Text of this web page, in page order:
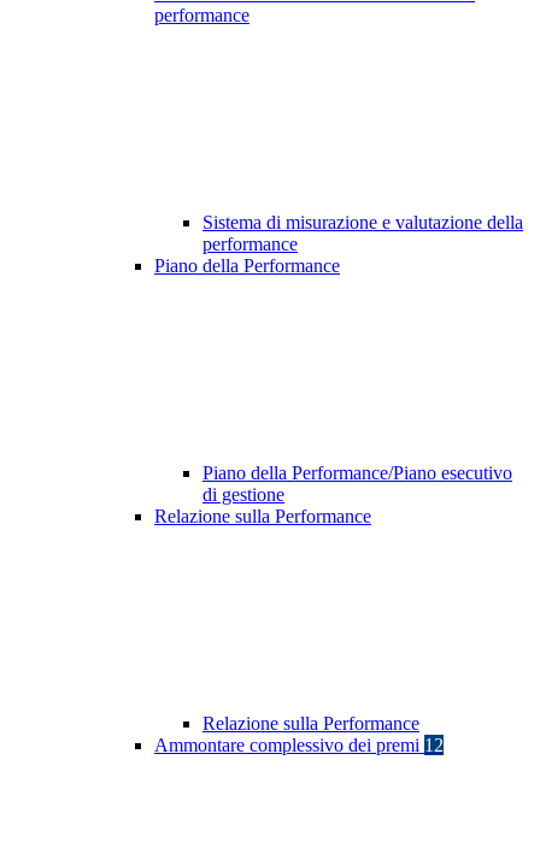
performance
Sistema di misurazione e valutazione della
performance
Piano della Performance
Piano della Performance/Piano esecutivo
di gestione
Relazione sulla Performance
Relazione sulla Performance
Ammontare complessivo dei premi 12